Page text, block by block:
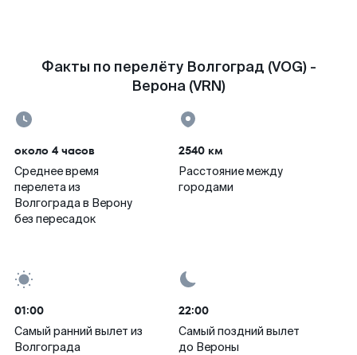
Факты по перелёту Волгоград (VOG) -
Верона (VRN)
около 4 часов
Среднее время
перелета из
Волгограда в Верону
без пересадок
2540 км
Расстояние между
городами
01:00
Самый ранний вылет из
Волгограда
22:00
Самый поздний вылет
до Вероны